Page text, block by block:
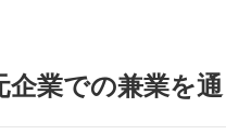
業での兼業を